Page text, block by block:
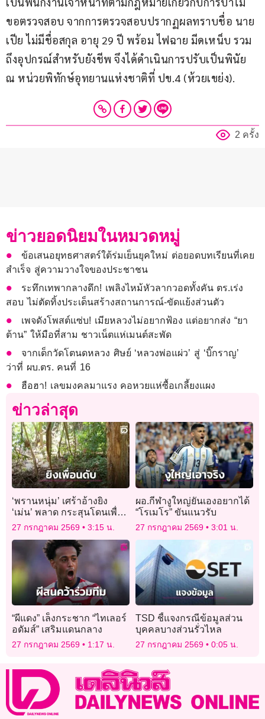
ขอตรวจสอบ จากการตรวจสอบปรากฏผลทราบชื่อ นาย
เปีย ไม่มีชื่อสกุล อายุ 29 ปี พร้อม ไฟฉาย มีดเหน็บ รวม
ถึงอุปกรณ์สำหรับยังชีพ จึงได้ดำเนินการปรับเป็นพินัย
ณ หน่วยพิทักษ์อุทยานแห่งชาติที่ ปข.4 (ห้วยเขย่ง).
2 ครั้ง
ข่าวยอดนิยมในหมวดหมู่
ข้อเสนอยุทธศาสตร์ใต้ร่มเย็นยุคใหม่ ต่อยอดบทเรียนที่เคย
สำเร็จ สู่ความวางใจของประชาชน
ระทึกเทพากลางดึก! เพลิงไหม้หัวลากวอดทั้งคัน ตร.เร่ง
สอบ ไม่ตัดทิ้งประเด็นสร้างสถานการณ์-ขัดแย้งส่วนตัว
เพจดังโพสต์แซ่บ! เมียหลวงไม่อยากฟ้อง แต่อยากส่ง “ยา
ต้าน” ให้มือที่สาม ชาวเน็ตแห่เมนต์สะพัด
จากเด็กวัดโตนดหลวง ศิษย์ ‘หลวงพ่อแผ่ว’ สู่ ‘บิ๊กราญ’
ว่าที่ ผบ.ตร. คนที่ 16
ฮือฮา! เลขมงคลมาแรง คอหวยแห่ซื้อเกลี้ยงแผง
ข่าวล่าสุด
‘พรานหนุ่ม’ เศร้าอ้างยิง
‘เม่น’ พลาด กระสุนโดนเพื่อน
รักดับสลด ยอมรับผิดยืนรอม
อบตัวกับตำรวจ
27 กรกฎาคม 2569 3:15 น.
ผอ.กีฬางูใหญ่ยันเองอยากได้
“โรเมโร” ขันแนวรับ
27 กรกฎาคม 2569 3:01 น.
“ผีแดง” เล็งกระชาก “ไทเลอร์
อดัมส์” เสริมแดนกลาง
27 กรกฎาคม 2569 1:17 น.
TSD ชี้แจงกรณีข้อมูลส่วน
บุคคลบางส่วนรั่วไหล
27 กรกฎาคม 2569 0:05 น.